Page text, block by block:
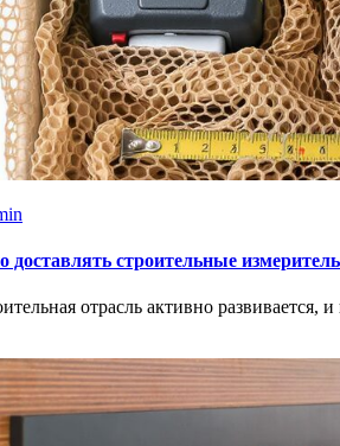
доставлять строительные
отрасль активно развивается,